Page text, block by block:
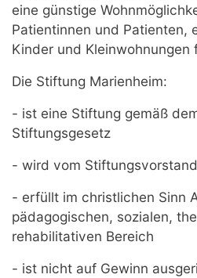
eine günstige
Patientinnen und Patienten,
Kinder und Kleinwohnungen
Die Stiftung Marienheim:
- ist eine Stiftung gemäß
Stiftungsgesetz
- wird vom
- erfüllt im christlichen Sinn
pädagogischen, sozialen,
rehabilitativen Bereich
- ist nicht auf Gewinn